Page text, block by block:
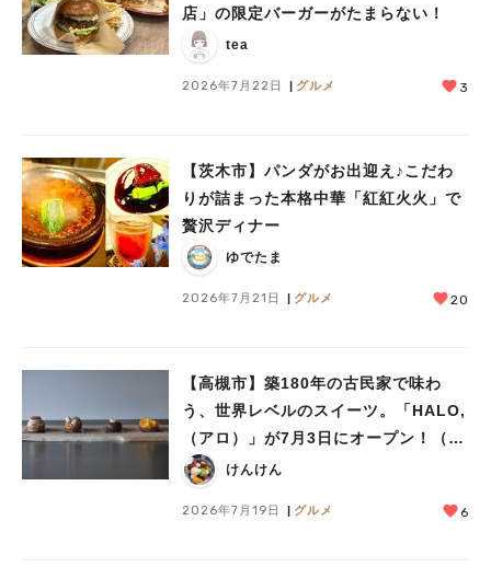
店」の限定バーガーがたまらない！
tea
2026年7月22日 グルメ 3
【茨木市】パンダがお出迎え♪こだわ
りが詰まった本格中華「紅紅火火」で
贅沢ディナー
ゆでたま
2026年7月21日 グルメ 20
【高槻市】築180年の古民家で味わ
う、世界レベルのスイーツ。「HALO,
（アロ）」が7月3日にオープン！（教
えたい/教えて）
けんけん
2026年7月19日 グルメ 6